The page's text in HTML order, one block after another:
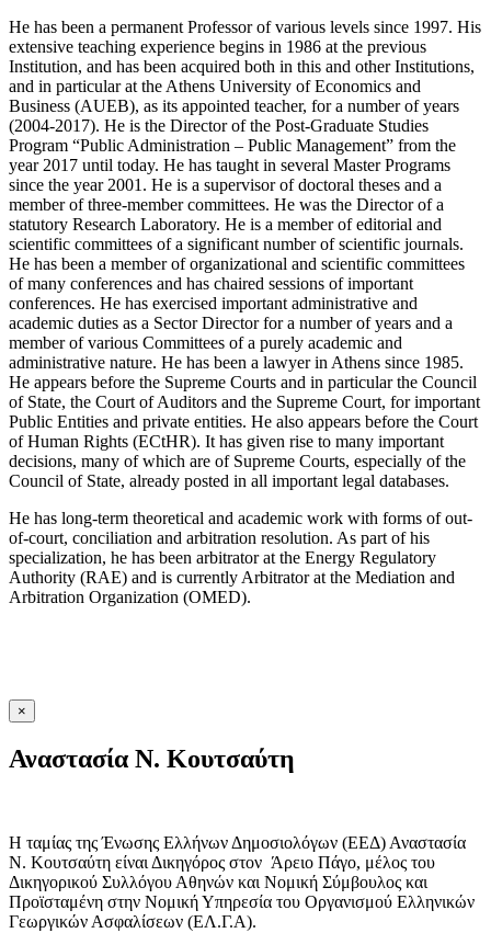
He has been a permanent Professor of various levels since 1997. His
extensive teaching experience begins in 1986 at the previous
Institution, and has been acquired both in this and other Institutions,
and in particular at the Athens University of Economics and
Business (AUEB), as its appointed teacher, for a number of years
(2004-2017). He is the Director of the Post-Graduate Studies
Program “Public Administration – Public Management” from the
year 2017 until today. He has taught in several Master Programs
since the year 2001. He is a supervisor of doctoral theses and a
member of three-member committees. He was the Director of a
statutory Research Laboratory. He is a member of editorial and
scientific committees of a significant number of scientific journals.
He has been a member of organizational and scientific committees
of many conferences and has chaired sessions of important
conferences. He has exercised important administrative and
academic duties as a Sector Director for a number of years and a
member of various Committees of a purely academic and
administrative nature. He has been a lawyer in Athens since 1985.
He appears before the Supreme Courts and in particular the Council
of State, the Court of Auditors and the Supreme Court, for important
Public Entities and private entities. He also appears before the Court
of Human Rights (ECtHR). It has given rise to many important
decisions, many of which are of Supreme Courts, especially of the
Council of State, already posted in all important legal databases.
He has long-term theoretical and academic work with forms of out-
of-court, conciliation and arbitration resolution. As part of his
specialization, he has been arbitrator at the Energy Regulatory
Authority (RAE) and is currently Arbitrator at the Mediation and
Arbitration Organization (OMED).
×
Αναστασία Ν. Κουτσαύτη
Η ταμίας της Ένωσης Ελλήνων Δημοσιολόγων (ΕΕΔ) Αναστασία
Ν. Κουτσαύτη είναι Δικηγόρος στον Άρειο Πάγο, μέλος του
Δικηγορικού Συλλόγου Αθηνών και Νομική Σύμβουλος και
Προϊσταμένη στην Νομική Υπηρεσία του Οργανισμού Ελληνικών
Γεωργικών Ασφαλίσεων (ΕΛ.Γ.Α).